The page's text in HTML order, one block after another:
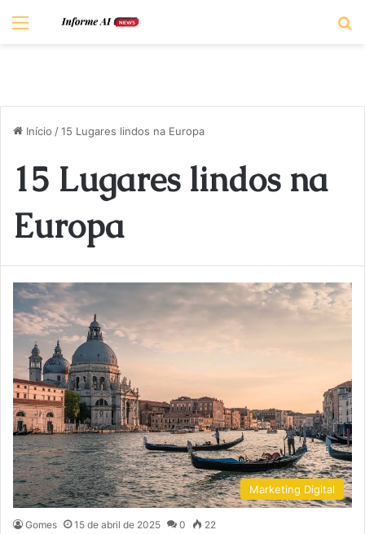
Menu
Início /15 Lugares lindos na Europa
15 Lugares lindos na
Europa
Marketing Digital
Gomes 15 de abril de 2025 0 22